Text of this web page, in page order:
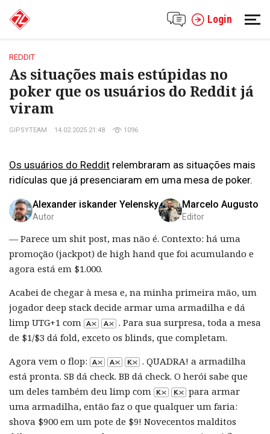
Login
REDDIT
As situações mais estúpidas no
poker que os usuários do Reddit já
viram
GIPSYTEAM 14.02.2025 21:48 1096
Os usuários do Reddit relembraram as situações mais
ridículas que já presenciaram em uma mesa de poker.
Alexander iskander Yelensky
Autor
Marcelo Augusto
Editor
— Parece um shit post, mas não é. Contexto: há uma
promoção (jackpot) de high hand que foi acumulando e
agora está em $1.000.
Acabei de chegar à mesa e, na minha primeira mão, um
jogador deep stack decide armar uma armadilha e dá
limp UTG+1 com
. Para sua surpresa, toda a mesa
de $1/$3 dá fold, exceto os blinds, que completam.
Agora vem o flop:
. QUADRA! a armadilha
está pronta. SB dá check. BB dá check. O herói sabe que
um deles também deu limp com
para armar
uma armadilha, então faz o que qualquer um faria:
shova $900 em um pote de $9! Novecentos malditos